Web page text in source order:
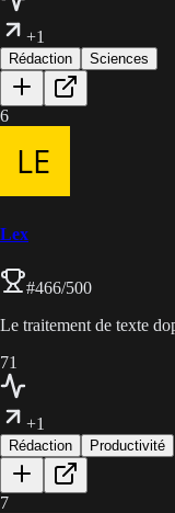
+1
Rédaction Sciences
6
Lex
#466/500
Le traitement de texte
71
+1
Rédaction Productivité
7